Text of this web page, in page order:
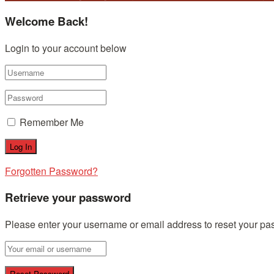
Welcome Back!
Login to your account below
Remember Me
Forgotten Password?
Retrieve your password
Please enter your username or email address to reset your